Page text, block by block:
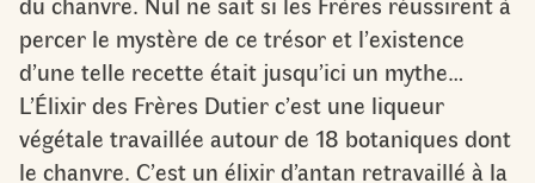
percer le mystère de ce trésor et l’existence
d’une telle recette était jusqu’ici un mythe…
L’Élixir des Frères Dutier c’est une liqueur
végétale travaillée autour de 18 botaniques dont
le chanvre. C’est un élixir d’antan retravaillé à la